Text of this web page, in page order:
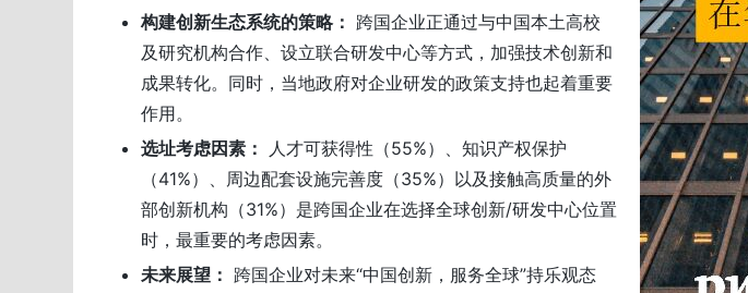
构建创新生态系统的策略： 跨国企业正通过与中国本土高校
及研究机构合作、设立联合研发中心等方式，加强技术创新和
成果转化。同时，当地政府对企业研发的政策支持也起着重要
作用。
选址考虑因素：
人才可获得性（55%）、知识产权保护
（41%）、周边配套设施完善度（35%）以及接触高质量的外
部创新机构（31%）是跨国企业在选择全球创新/研发中心位置
时，最重要的考虑因素。
未来展望： 跨国企业对未来“中国创新，服务全球”持乐观态